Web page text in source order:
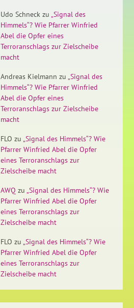
Udo Schneck zu „Signal des
Himmels“? Wie Pfarrer Winfried
Abel die Opfer eines
Terroranschlags zur Zielscheibe
macht
Andreas Kielmann zu „Signal des
Himmels“? Wie Pfarrer Winfried
Abel die Opfer eines
Terroranschlags zur Zielscheibe
macht
FLO zu „Signal des Himmels“? Wie
Pfarrer Winfried Abel die Opfer
eines Terroranschlags zur
Zielscheibe macht
AWQ zu „Signal des Himmels“? Wie
Pfarrer Winfried Abel die Opfer
eines Terroranschlags zur
Zielscheibe macht
FLO zu „Signal des Himmels“? Wie
Pfarrer Winfried Abel die Opfer
eines Terroranschlags zur
Zielscheibe macht